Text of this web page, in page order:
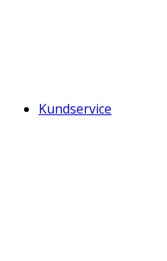
Kundservice